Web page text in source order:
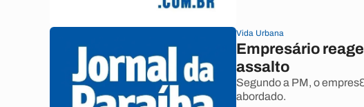
Vida Urbana
Empresário
assalto
Segundo a PM, o
abordado.